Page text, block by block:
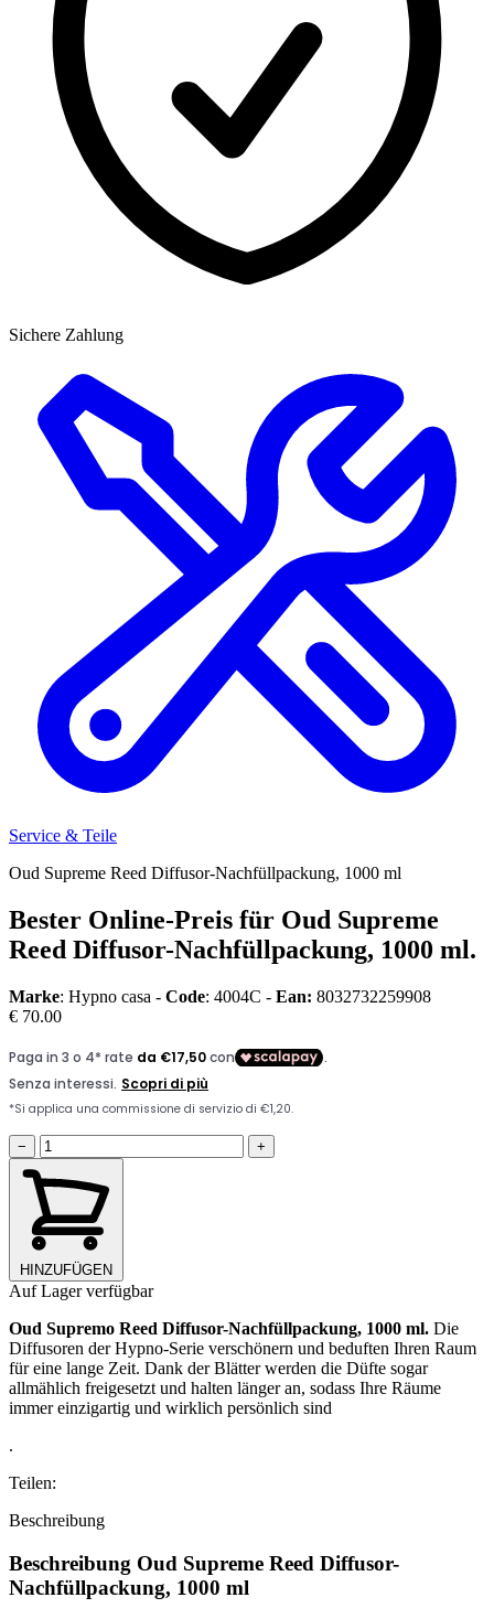
Sichere Zahlung
Service & Teile
Oud Supreme Reed Diffusor-Nachfüllpackung, 1000 ml
Bester Online-Preis für Oud Supreme
Reed Diffusor-Nachfüllpackung, 1000 ml.
Marke: Hypno casa - Code: 4004C - Ean: 8032732259908
€ 70.00
− +
HINZUFÜGEN
Auf Lager verfügbar
Oud Supremo Reed Diffusor-Nachfüllpackung, 1000 ml. Die
Diffusoren der Hypno-Serie verschönern und beduften Ihren Raum
für eine lange Zeit. Dank der Blätter werden die Düfte sogar
allmählich freigesetzt und halten länger an, sodass Ihre Räume
immer einzigartig und wirklich persönlich sind
.
Teilen:
Beschreibung
Beschreibung Oud Supreme Reed Diffusor-
Nachfüllpackung, 1000 ml